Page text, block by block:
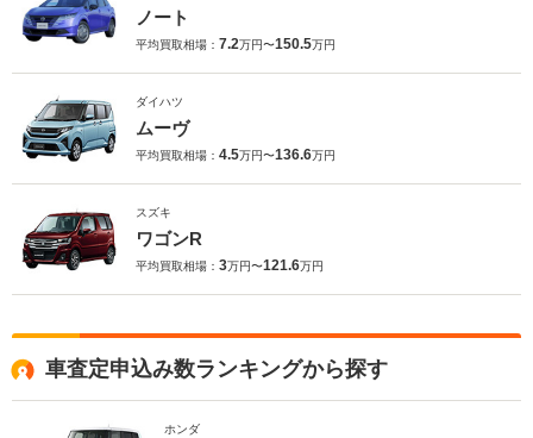
ノート
平均買取相場： 7.2万円〜150.5万円
ダイハツ
ムーヴ
平均買取相場： 4.5万円〜136.6万円
スズキ
ワゴンR
平均買取相場： 3万円〜121.6万円
車査定申込み数ランキングから探す
ホンダ